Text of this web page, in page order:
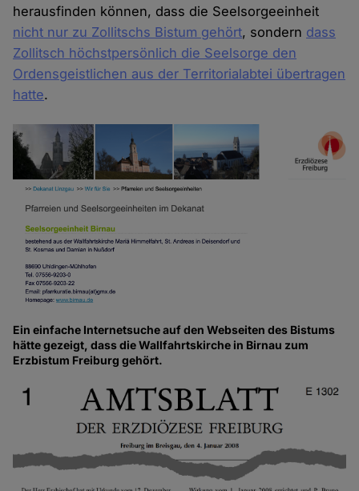
herausfinden können, dass die Seelsorgeeinheit
nicht nur zu Zollitschs Bistum gehört, sondern dass
Zollitsch höchstpersönlich die Seelsorge den
Ordensgeistlichen aus der Territorialabtei übertragen
hatte.
Ein einfache Internetsuche auf den Webseiten des Bistums
hätte gezeigt, dass die Wallfahrtskirche in Birnau zum
Erzbistum Freiburg gehört.